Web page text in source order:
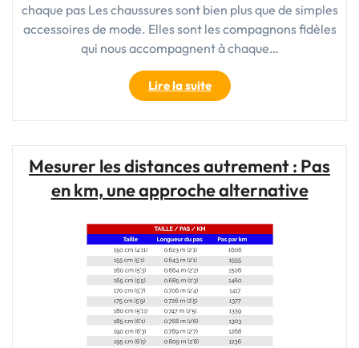
chaque pas Les chaussures sont bien plus que de simples
accessoires de mode. Elles sont les compagnons fidèles
qui nous accompagnent à chaque…
Lire la suite"Le
Monde
des
Un
Pas
le
Confort
et
le
Style"
Mesurer les distances autrement : Pas
en km, une approche alternative